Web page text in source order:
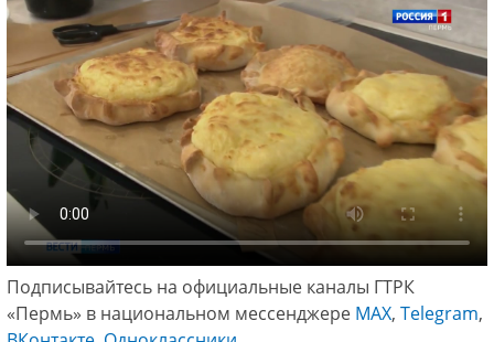
Подписывайтесь на официальные каналы ГТРК
«Пермь» в национальном мессенджере МАХ, Telegram,